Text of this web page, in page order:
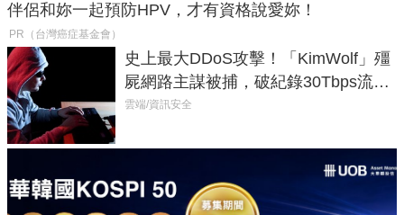
伴侶和妳一起預防HPV，才有資格說愛妳！
PR（台灣癌症基金會）
史上最大DDoS攻擊！「KimWolf」殭
屍網路主謀被捕，破紀錄30Tbps流量
癱瘓全球！
雲端/資訊安全